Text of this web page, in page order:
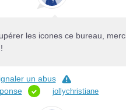
les icones ce bureau,
un abus
jollychristiane